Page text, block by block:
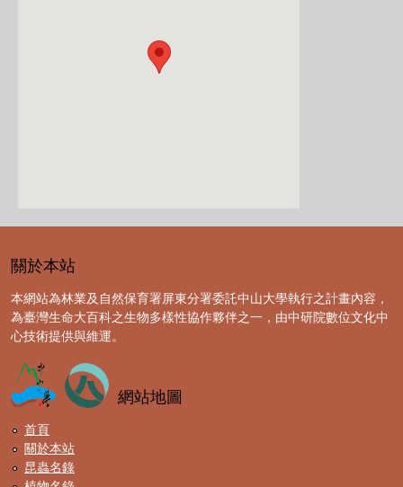
關於本站
本網站為林業及自然保育署屏東分署委託中山大學執行之計畫內容，
為臺灣生命大百科之生物多樣性協作夥伴之一，由中研院數位文化中
心技術提供與維運。
網站地圖
首頁
關於本站
昆蟲名錄